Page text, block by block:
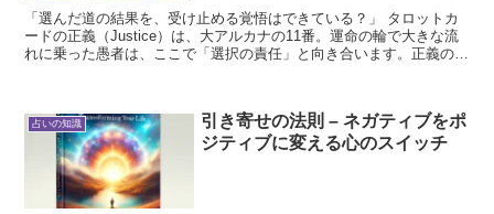
「選んだ道の結果を、受け止める覚悟はできている？」 タロットカ
ードの正義（Justice）は、大アルカナの11番。運命の輪で大きな流
れに乗った愚者は、ここで「選択の責任」と向き合います。正義のカ
占いの知識
引き寄せの法則 – ネガティブをポ
ジティブに変える心のスイッチ